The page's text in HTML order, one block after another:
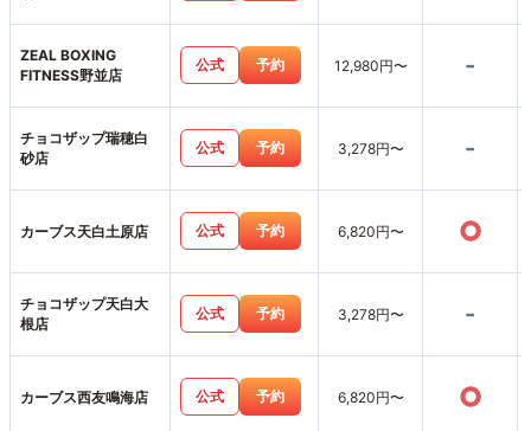
ZEAL BOXING
FITNESS野並店
公式 予約 12,980円〜 -
チョコザップ瑞穂白
砂店
公式 予約 3,278円〜 -
カーブス天白土原店 公式 予約 6,820円〜 ○
チョコザップ天白大
根店
公式 予約 3,278円〜 -
カーブス西友鳴海店 公式 予約 6,820円〜 ○